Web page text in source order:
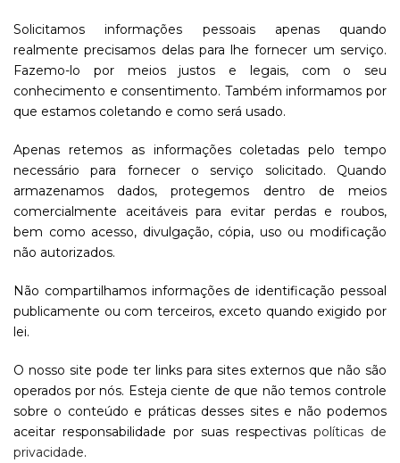
Solicitamos informações pessoais apenas quando
realmente precisamos delas para lhe fornecer um serviço.
Fazemo-lo por meios justos e legais, com o seu
conhecimento e consentimento. Também informamos por
que estamos coletando e como será usado.
Apenas retemos as informações coletadas pelo tempo
necessário para fornecer o serviço solicitado. Quando
armazenamos dados, protegemos dentro de meios
comercialmente aceitáveis ​​para evitar perdas e roubos,
bem como acesso, divulgação, cópia, uso ou modificação
não autorizados.
Não compartilhamos informações de identificação pessoal
publicamente ou com terceiros, exceto quando exigido por
lei.
O nosso site pode ter links para sites externos que não são
operados por nós. Esteja ciente de que não temos controle
sobre o conteúdo e práticas desses sites e não podemos
aceitar responsabilidade por suas respectivas políticas de
privacidade.